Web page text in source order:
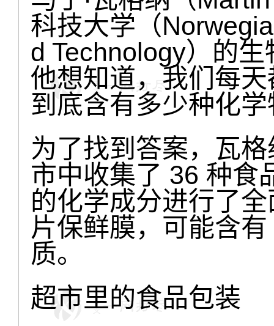
科技大学（
d Technology）的
他想知道，我们每
到底含有多少种化
为了找到答案，瓦
市中收集了 36 种食
的化学成分进行了
片保鲜膜，可能含
质。
超市里的食品包装